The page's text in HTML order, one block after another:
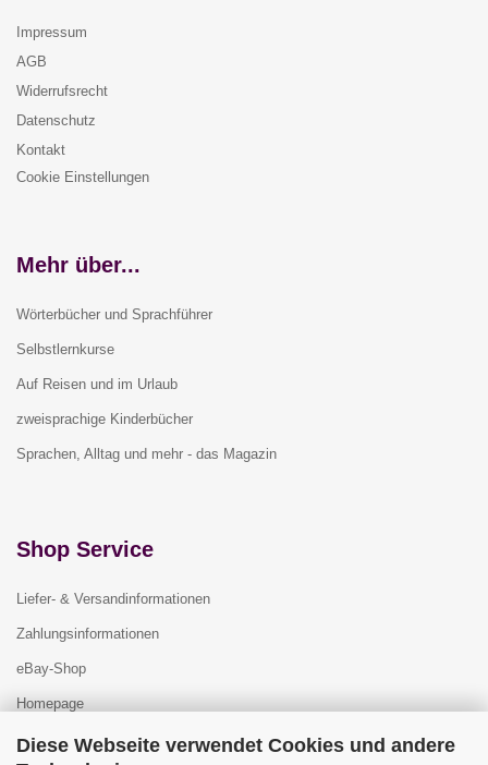
Diese Webseite verwendet Cookies und andere
Impressum
AGB
Widerrufsrecht
Datenschutz
Kontakt
Cookie Einstellungen
Mehr über...
Wörterbücher und Sprachführer
Selbstlernkurse
Auf Reisen und im Urlaub
zweisprachige Kinderbücher
Sprachen, Alltag und mehr - das Magazin
Shop Service
Liefer- & Versandinformationen
Zahlungsinformationen
eBay-Shop
Homepage